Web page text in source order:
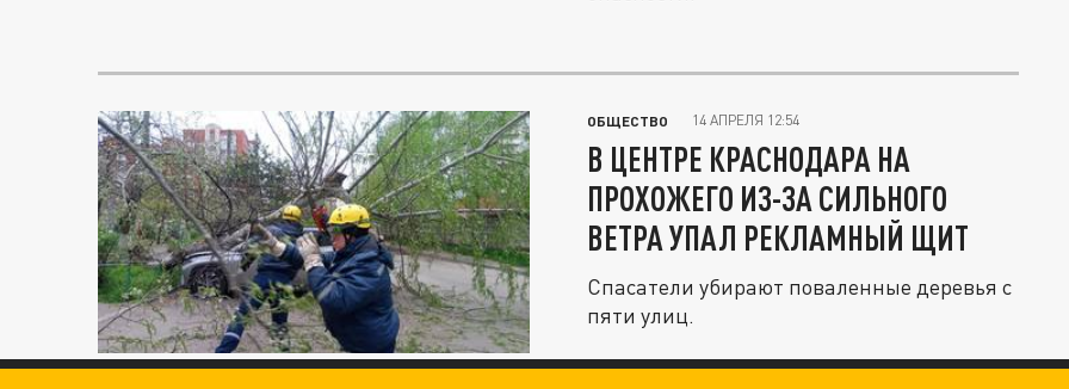
ОБЩЕСТВО 14 АПРЕЛЯ 12:54
В ЦЕНТРЕ КРАСНОДАРА НА
ПРОХОЖЕГО ИЗ-ЗА СИЛЬНОГО
ВЕТРА УПАЛ РЕКЛАМНЫЙ ЩИТ
Спасатели убирают поваленные деревья с
пяти улиц.